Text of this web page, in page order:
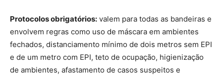
Protocolos obrigatórios: valem para todas as bandeiras e
envolvem regras como uso de máscara em ambientes
fechados, distanciamento mínimo de dois metros sem EPI
e de um metro com EPI, teto de ocupação, higienização
de ambientes, afastamento de casos suspeitos e